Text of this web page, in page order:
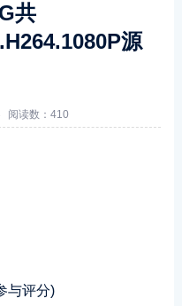
共
源
阅读数： 410
与评分)